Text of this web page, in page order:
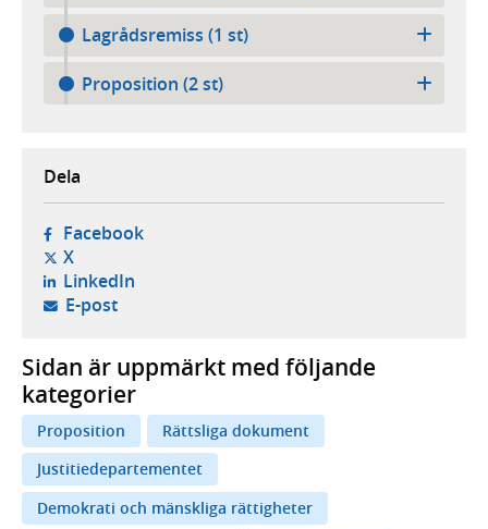
Lagrådsremiss (1 st)
Proposition (2 st)
Dela
Facebook- öppnas i ny flik, extern webbplats,
X- öppnas i ny flik, extern webbplats,
LinkedIn- öppnas i ny flik, extern webbplats,
E-post- öppnar din e-postklient,
Sidan är uppmärkt med följande
kategorier
Proposition
Rättsliga dokument
Justitiedepartementet
Demokrati och mänskliga rättigheter